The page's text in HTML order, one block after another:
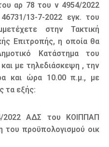
του αρ 78 του ν 4954/2022
13-7-2022 εγκ. του
στην Τακτική
Επιτροπής, η οποία θα
Κατάστημα του
με τηλεδιάσκεψη , την
και ώρα 10.00 π.μ., με
τα εξής:
ΑΔΣ του ΚΟΙΠΠΑΠ
προϋπολογισμού οικ